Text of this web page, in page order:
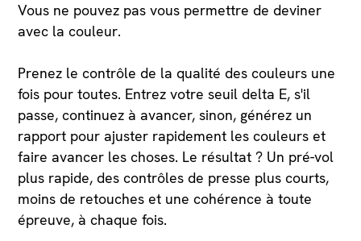
Vous ne pouvez pas vous permettre de deviner
avec la couleur.
Prenez le contrôle de la qualité des couleurs une
fois pour toutes. Entrez votre seuil delta E, s'il
passe, continuez à avancer, sinon, générez un
rapport pour ajuster rapidement les couleurs et
faire avancer les choses. Le résultat ? Un pré-vol
plus rapide, des contrôles de presse plus courts,
moins de retouches et une cohérence à toute
épreuve, à chaque fois.